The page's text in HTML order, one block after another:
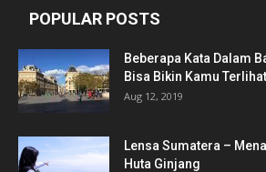
POPULAR POSTS
Beberapa Kata Dalam
Bisa Bikin Kamu
Aug 12, 2019
Lensa Sumatera –
Huta Ginjang